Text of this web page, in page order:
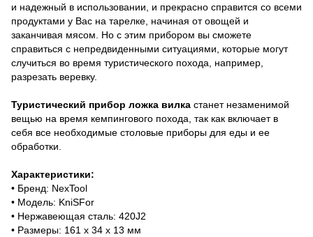
и надежный в использовании, и прекрасно справится со всеми
продуктами у Вас на тарелке, начиная от овощей и
заканчивая мясом. Но с этим прибором вы сможете
справиться с непредвиденными ситуациями, которые могут
случиться во время туристического похода, например,
разрезать веревку.
Туристический прибор ложка вилка станет незаменимой
вещью на время кемпингового похода, так как включает в
себя все необходимые столовые приборы для еды и ее
обработки.
Характеристики:
• Бренд: NexTool
• Модель: KniSFor
• Нержавеющая сталь: 420J2
• Размеры: 161 x 34 x 13 мм